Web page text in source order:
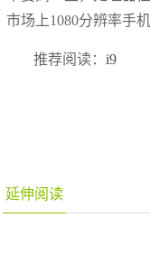
市场上1080分辨率手
推荐阅读：i9
延伸阅读